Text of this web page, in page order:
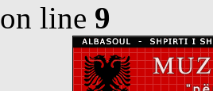
on line 9